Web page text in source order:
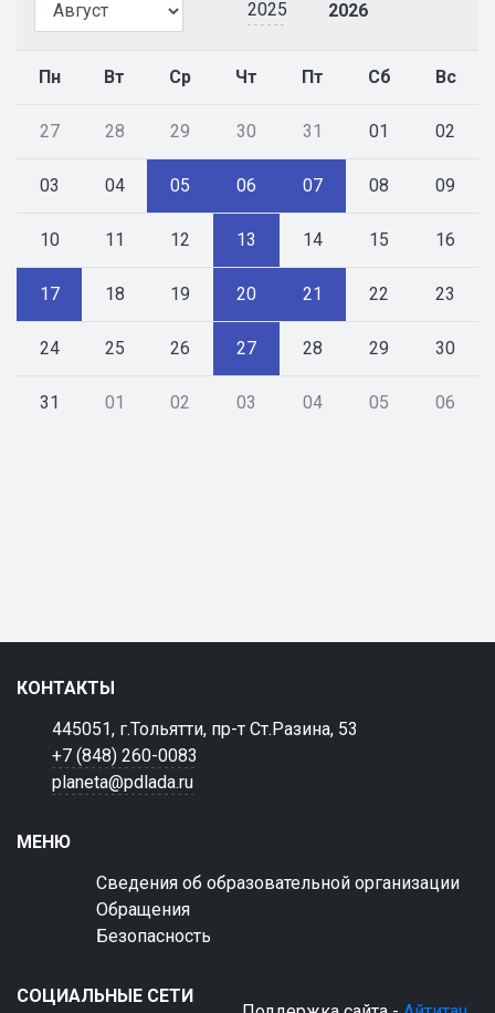
2025 2026
Пн Вт Ср Чт Пт Сб Вс
27 28 29 30 31 01 02
03 04 05 06 07 08 09
10 11 12 13 14 15 16
17 18 19 20 21 22 23
24 25 26 27 28 29 30
31 01 02 03 04 05 06
КОНТАКТЫ
445051, г.Тольятти, пр-т Ст.Разина, 53
+7 (848) 260-0083
planeta@pdlada.ru
МЕНЮ
Сведения об образовательной организации
Обращения
Безопасность
СОЦИАЛЬНЫЕ СЕТИ